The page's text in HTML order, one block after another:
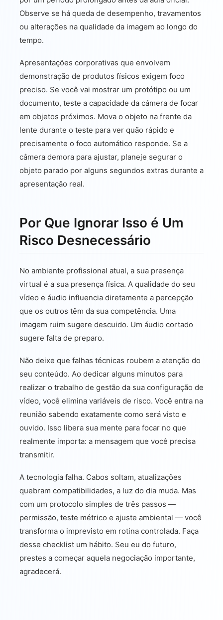
Observe se há queda de desempenho, travamentos
ou alterações na qualidade da imagem ao longo do
tempo.
Apresentações corporativas que envolvem
demonstração de produtos físicos exigem foco
preciso. Se você vai mostrar um protótipo ou um
documento, teste a capacidade da câmera de focar
em objetos próximos. Mova o objeto na frente da
lente durante o teste para ver quão rápido e
precisamente o foco automático responde. Se a
câmera demora para ajustar, planeje segurar o
objeto parado por alguns segundos extras durante a
apresentação real.
Por Que Ignorar Isso é Um
Risco Desnecessário
No ambiente profissional atual, a sua presença
virtual é a sua presença física. A qualidade do seu
vídeo e áudio influencia diretamente a percepção
que os outros têm da sua competência. Uma
imagem ruim sugere descuido. Um áudio cortado
sugere falta de preparo.
Não deixe que falhas técnicas roubem a atenção do
seu conteúdo. Ao dedicar alguns minutos para
realizar o trabalho de gestão da sua configuração de
vídeo, você elimina variáveis de risco. Você entra na
reunião sabendo exatamente como será visto e
ouvido. Isso libera sua mente para focar no que
realmente importa: a mensagem que você precisa
transmitir.
A tecnologia falha. Cabos soltam, atualizações
quebram compatibilidades, a luz do dia muda. Mas
com um protocolo simples de três passos —
permissão, teste métrico e ajuste ambiental — você
transforma o imprevisto em rotina controlada. Faça
desse checklist um hábito. Seu eu do futuro,
prestes a começar aquela negociação importante,
agradecerá.